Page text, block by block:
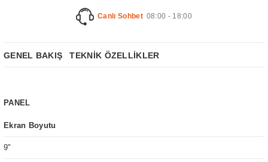
Canlı Sohbet 08:00 - 18:00
GENEL BAKIŞ TEKNİK ÖZELLİKLER
PANEL
Ekran Boyutu
9"